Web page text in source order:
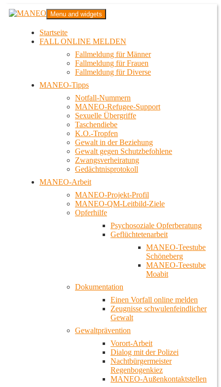
Zum
InhaltMANEO
Das schwule Anti-Gewalt-Projekt in Berlin
Menu and widgets
Startseite
FALL ONLINE MELDEN
Fallmeldung für Männer
Fallmeldung für Frauen
Fallmeldung für Diverse
MANEO-Tipps
Notfall-Nummern
MANEO-Refugee-Support
Sexuelle Übergriffe
Taschendiebe
K.O.-Tropfen
Gewalt in der Beziehung
Gewalt gegen Schutzbefohlene
Zwangsverheiratung
Gedächtnisprotokoll
MANEO-Arbeit
MANEO-Projekt-Profil
MANEO-QM-Leitbild-Ziele
Opferhilfe
Psychosoziale Opferberatung
Geflüchtetenarbeit
MANEO-Teestube
Schöneberg
MANEO-Teestube
Moabit
Dokumentation
Einen Vorfall online melden
Zeugnisse schwulenfeindlicher
Gewalt
Gewaltprävention
Vorort-Arbeit
Dialog mit der Polizei
Nachtbürgermeister
Regenbogenkiez
MANEO-Außenkontaktstellen